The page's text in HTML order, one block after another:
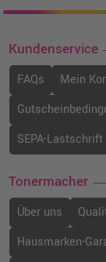
Kundenservice
FAQs Mein
SEPA-Lastschrift
Tonermacher
Über uns
Hausmarken-